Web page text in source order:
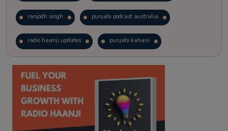
ranjodh singh punjabi podcast australia
radio haanji updates punjabi kahani
kitaab kahani punjabi story